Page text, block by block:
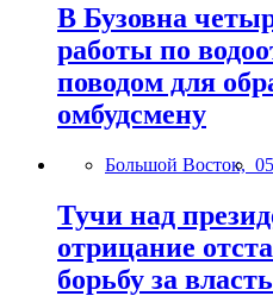
В Бузовна
работы по
поводом для
омбудсмену
Большой Восток,
Тучи над
отрицание
борьбу за